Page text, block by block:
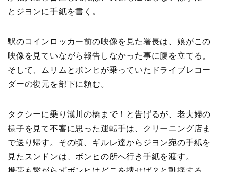
とジヨンに手紙を書く。
駅のコインロッカー前の映像を見た署長は、娘がこの
映像を見ていながら報告しなかった事に腹を立てる。
そして、ムリムとボンヒが乗っていたドライブレコー
ダーの復元を部下に頼む。
タクシーに乗り漢川の橋まで！と告げるが、老夫婦の
様子を見て不審に思った運転手は、クリーニング店ま
で送り帰す。その頃、ギルレ達からジヨン宛の手紙を
見たスンドンは、ボンヒの所へ行き手紙を渡す。